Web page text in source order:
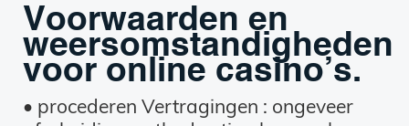
Voorwaarden en
weersomstandigheden
voor online casino’s.
• procederen Vertragingen : ongeveer